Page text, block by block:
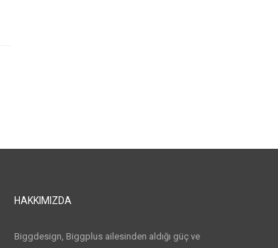
HAKKIMIZDA
Biggdesign, Biggplus ailesinden aldığı güç ve